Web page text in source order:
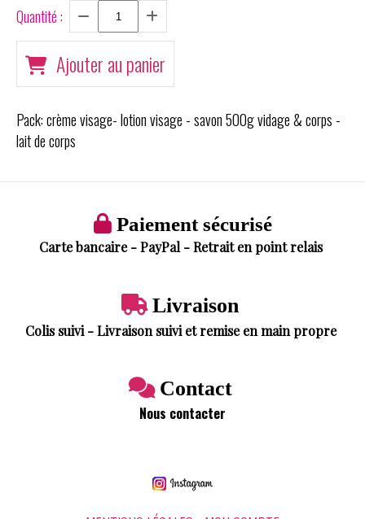
Quantité :
Ajouter au panier
Pack: crème visage- lotion visage - savon 500g vidage & corps -
lait de corps
 Paiement sécurisé
Carte bancaire - PayPal - Retrait en point relais
Livraison
Colis suivi - Livraison suivi et remise en main propre
 Contact
Nous contacter